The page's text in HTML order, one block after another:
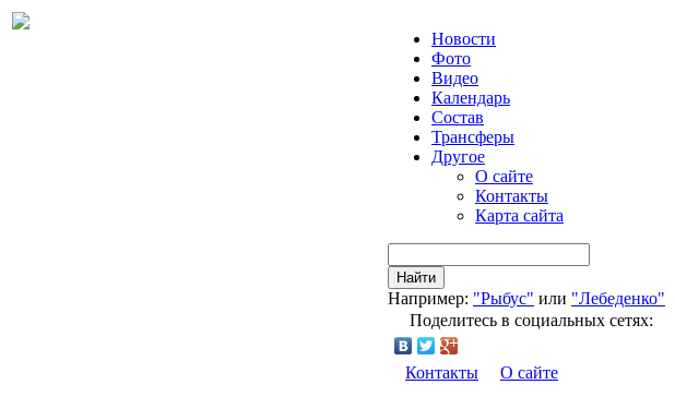
Новости
Фото
Видео
Календарь
Состав
Трансферы
Другое
О сайте
Контакты
Карта сайта
Найти
Например: "Рыбус" или "Лебеденко"
Поделитесь в социальных сетях:
Контакты О сайте